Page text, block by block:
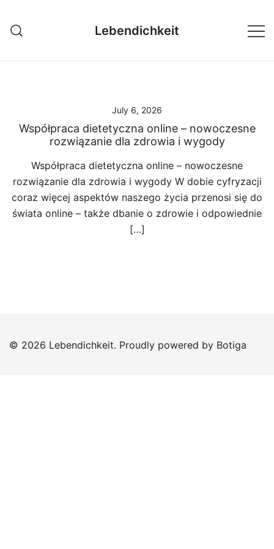
content
Lebendichkeit
July 6, 2026
Współpraca dietetyczna online – nowoczesne
rozwiązanie dla zdrowia i wygody
Współpraca dietetyczna online – nowoczesne
rozwiązanie dla zdrowia i wygody W dobie cyfryzacji
coraz więcej aspektów naszego życia przenosi się do
świata online – także dbanie o zdrowie i odpowiednie
[…]
© 2026 Lebendichkeit. Proudly powered by Botiga